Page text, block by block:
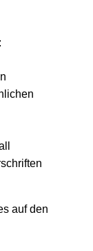
auf den